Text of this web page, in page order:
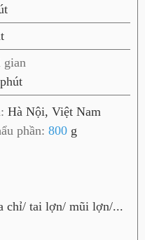
gian
phút
Hà Nội, Việt Nam
phần:800 g
chỉ/ tai lợn/ mũi lợn/...